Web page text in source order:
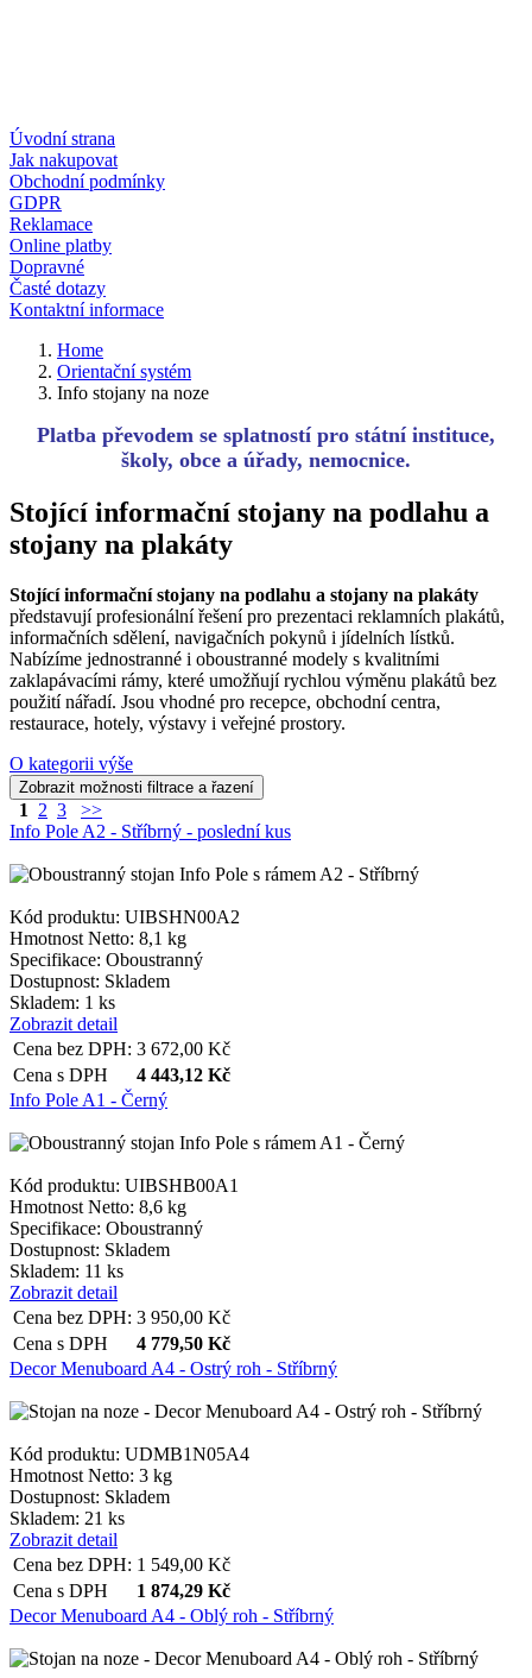
Úvodní strana
Jak nakupovat
Obchodní podmínky
GDPR
Reklamace
Online platby
Dopravné
Časté dotazy
Kontaktní informace
Home
Orientační systém
Info stojany na noze
Platba převodem se splatností pro státní instituce,
školy, obce a úřady, nemocnice.
Stojící informační stojany na podlahu a
stojany na plakáty
Stojící informační stojany na podlahu a stojany na plakáty
představují profesionální řešení pro prezentaci reklamních plakátů,
informačních sdělení, navigačních pokynů i jídelních lístků.
Nabízíme jednostranné i oboustranné modely s kvalitními
zaklapávacími rámy, které umožňují rychlou výměnu plakátů bez
použití nářadí. Jsou vhodné pro recepce, obchodní centra,
restaurace, hotely, výstavy i veřejné prostory.
O kategorii výše
1 2 3
>>
Info Pole A2 - Stříbrný - poslední kus
Kód produktu: UIBSHN00A2
Hmotnost Netto: 8,1 kg
Specifikace: Oboustranný
Dostupnost: Skladem
Skladem: 1 ks
Zobrazit detail
Cena bez DPH: 3 672,00 Kč
Cena s DPH
4 443,12 Kč
Info Pole A1 - Černý
Kód produktu: UIBSHB00A1
Hmotnost Netto: 8,6 kg
Specifikace: Oboustranný
Dostupnost: Skladem
Skladem: 11 ks
Zobrazit detail
Cena bez DPH: 3 950,00 Kč
Cena s DPH
4 779,50 Kč
Decor Menuboard A4 - Ostrý roh - Stříbrný
Kód produktu: UDMB1N05A4
Hmotnost Netto: 3 kg
Dostupnost: Skladem
Skladem: 21 ks
Zobrazit detail
Cena bez DPH: 1 549,00 Kč
Cena s DPH
1 874,29 Kč
Decor Menuboard A4 - Oblý roh - Stříbrný